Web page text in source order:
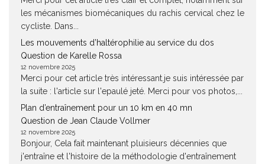
les mécanismes biomécaniques du rachis cervical chez le
cycliste. Dans...
Les mouvements d’haltérophilie au service du dos
Question de Karelle Rossa
12 novembre 2025
Merci pour cet article très intéressant.je suis intéressée par
la suite : l'article sur l'epaulé jeté. Merci pour vos photos,...
Plan d’entraînement pour un 10 km en 40 mn
Question de Jean Claude Vollmer
12 novembre 2025
Bonjour, Cela fait maintenant pluisieurs décennies que
j'entraîne et l'histoire de la méthodologie d'entraînement